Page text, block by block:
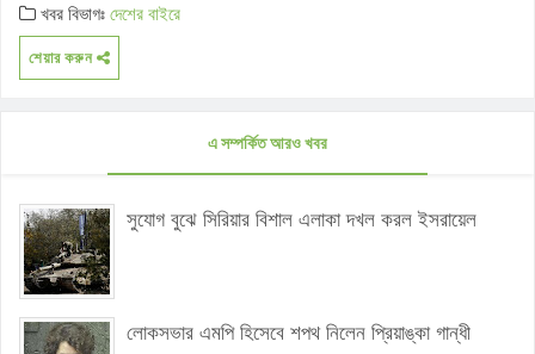
খবর বিভাগঃদেশের বাইরে
শেয়ার করুন
এ সম্পর্কিত আরও খবর
সুযোগ বুঝে সিরিয়ার বিশাল এলাকা দখল করল ইসরায়েল
লোকসভার এমপি হিসেবে শপথ নিলেন প্রিয়াঙ্কা গান্ধী